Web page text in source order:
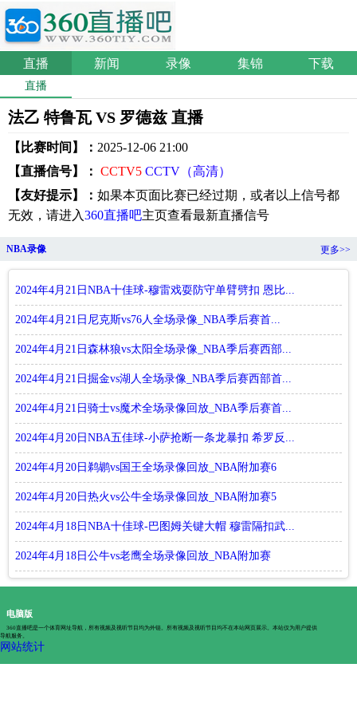
直播 新闻 录像 集锦 下载
直播
法乙 特鲁瓦 VS 罗德兹 直播
【比赛时间】： 2025-12-06 21:00
【直播信号】： CCTV5 CCTV（高清）
【友好提示】： 如果本页面比赛已经过期，或者以上信号都
无效，请进入360直播吧主页查看最新直播信号
NBA录像 更多>>
2024年4月21日NBA十佳球-穆雷戏耍防守单臂劈扣 恩比...
2024年4月21日尼克斯vs76人全场录像_NBA季后赛首...
2024年4月21日森林狼vs太阳全场录像_NBA季后赛西部...
2024年4月21日掘金vs湖人全场录像_NBA季后赛西部首...
2024年4月21日骑士vs魔术全场录像回放_NBA季后赛首...
2024年4月20日NBA五佳球-小萨抢断一条龙暴扣 希罗反...
2024年4月20日鹈鹕vs国王全场录像回放_NBA附加赛6
2024年4月20日热火vs公牛全场录像回放_NBA附加赛5
2024年4月18日NBA十佳球-巴图姆关键大帽 穆雷隔扣武...
2024年4月18日公牛vs老鹰全场录像回放_NBA附加赛
电脑版
360直播吧是一个体育网址导航，所有视频及视听节目均为外链。所有视频及视听节目均不在本站网页展示。本站仅为用户提供
导航服务。
网站统计